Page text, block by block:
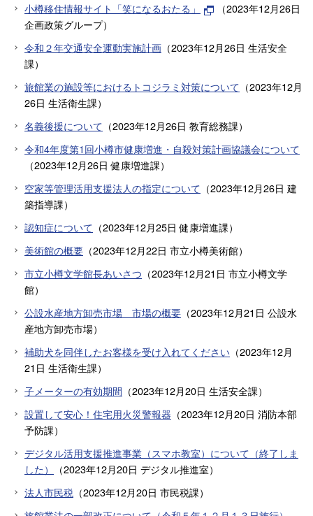
小樽移住情報サイト「笑になるおたる」
（2023年12月26日
企画政策グループ）
令和２年交通安全運動実施計画 （2023年12月26日 生活安全
課）
旅館業の施設等におけるトコジラミ対策について （2023年12月
26日 生活衛生課）
名義後援について （2023年12月26日 教育総務課）
令和4年度第1回小樽市健康増進・自殺対策計画協議会について
（2023年12月26日 健康増進課）
空家等管理活用支援法人の指定について （2023年12月26日 建
築指導課）
認知症について （2023年12月25日 健康増進課）
美術館の概要 （2023年12月22日 市立小樽美術館）
市立小樽文学館長あいさつ （2023年12月21日 市立小樽文学
館）
公設水産地方卸売市場 市場の概要 （2023年12月21日 公設水
産地方卸売市場）
補助犬を同伴したお客様を受け入れてください （2023年12月
21日 生活衛生課）
子メーターの有効期間 （2023年12月20日 生活安全課）
設置して安心！住宅用火災警報器 （2023年12月20日 消防本部
予防課）
デジタル活用支援推進事業（スマホ教室）について（終了しま
した）
（2023年12月20日 デジタル推進室）
法人市民税 （2023年12月20日 市民税課）